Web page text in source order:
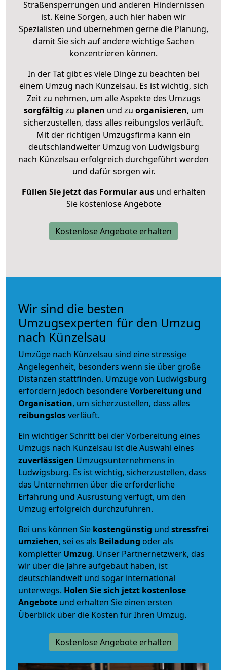
Straßensperrungen und anderen Hindernissen
ist. Keine Sorgen, auch hier haben wir
Spezialisten und übernehmen gerne die Planung,
damit Sie sich auf andere wichtige Sachen
konzentrieren können.
In der Tat gibt es viele Dinge zu beachten bei
einem Umzug nach Künzelsau. Es ist wichtig, sich
Zeit zu nehmen, um alle Aspekte des Umzugs
sorgfältig zu planen und zu organisieren, um
sicherzustellen, dass alles reibungslos verläuft.
Mit der richtigen Umzugsfirma kann ein
deutschlandweiter Umzug von Ludwigsburg
nach Künzelsau erfolgreich durchgeführt werden
und dafür sorgen wir.
Füllen Sie jetzt das Formular ausund erhalten
Sie kostenlose Angebote
Kostenlose Angebote erhalten
Wir sind die besten
Umzugsexperten für den Umzug
nach Künzelsau
Umzüge nach Künzelsau sind eine stressige
Angelegenheit, besonders wenn sie über große
Distanzen stattfinden. Umzüge von Ludwigsburg
erfordern jedoch besondereVorbereitung und
Organisation, um sicherzustellen, dass alles
reibungslosverläuft.
Ein wichtiger Schritt bei der Vorbereitung eines
Umzugs nach Künzelsau ist die Auswahl eines
zuverlässigen Umzugsunternehmens in
Ludwigsburg. Es ist wichtig, sicherzustellen, dass
das Unternehmen über die erforderliche
Erfahrung und Ausrüstung verfügt, um den
Umzug erfolgreich durchzuführen.
Bei uns können Sie kostengünstig und stressfrei
umziehen, sei es als Beiladung oder als
kompletter Umzug. Unser Partnernetzwerk, das
wir über die Jahre aufgebaut haben, ist
deutschlandweit und sogar international
unterwegs. Holen Sie sich jetzt kostenlose
Angebote und erhalten Sie einen ersten
Überblick über die Kosten für Ihren Umzug.
Kostenlose Angebote erhalten